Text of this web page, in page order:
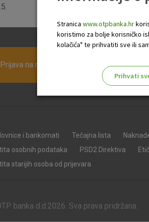
Prijava na newsletter OTP banke
i bankomati Tečajna lista
osobnih podataka
PSD2 Direktiva
starijih osoba od prijevara
banka d.d.2026. Sva prava pridržana.
Stranica www.otpbanka.hr
koristimo za bolje korisničko
kolačića" te prihvatiti sve ili
Prihvati